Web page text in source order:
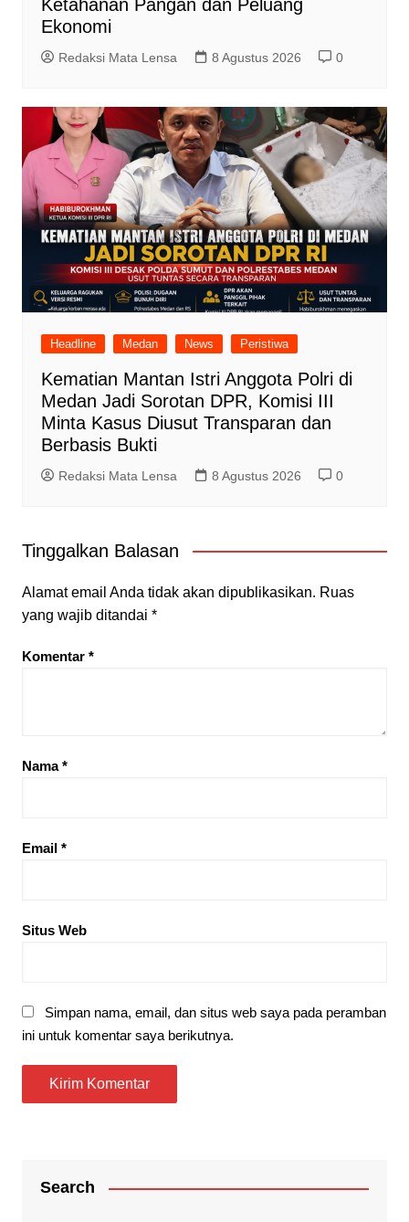
Ketahanan Pangan dan Peluang
Ekonomi
Redaksi Mata Lensa 8 Agustus 2026 0
Headline Medan News Peristiwa
Kematian Mantan Istri Anggota Polri di
Medan Jadi Sorotan DPR, Komisi III
Minta Kasus Diusut Transparan dan
Berbasis Bukti
Redaksi Mata Lensa 8 Agustus 2026 0
Tinggalkan Balasan
Alamat email Anda tidak akan dipublikasikan. Ruas
yang wajib ditandai *
Komentar *
Nama*
Email *
Situs Web
Simpan nama, email, dan situs web saya pada peramban
ini untuk komentar saya berikutnya.
Search